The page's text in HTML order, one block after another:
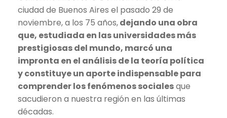
ciudad de Buenos Aires el pasado 29 de
noviembre, a los 75 años,dejando una obra
que, estudiada en las universidades más
prestigiosas del mundo, marcó una
impronta en el análisis de la teoría política
y constituye un aporte indispensable para
comprender los fenómenos socialesque
sacudieron a nuestra región en las últimas
décadas.